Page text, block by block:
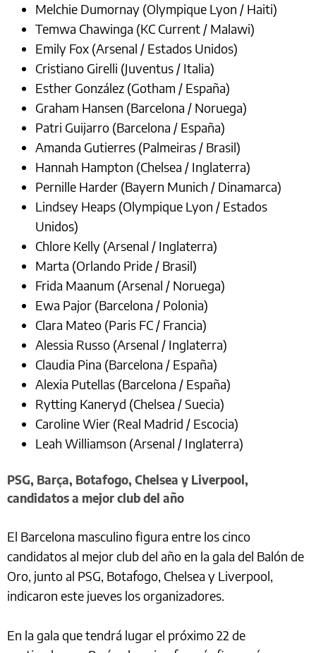
Melchie Dumornay (Olympique Lyon / Haiti)
Temwa Chawinga (KC Current / Malawi)
Emily Fox (Arsenal / Estados Unidos)
Cristiano Girelli (Juventus / Italia)
Esther González (Gotham / España)
Graham Hansen (Barcelona / Noruega)
Patri Guijarro (Barcelona / España)
Amanda Gutierres (Palmeiras / Brasil)
Hannah Hampton (Chelsea / Inglaterra)
Pernille Harder (Bayern Munich / Dinamarca)
Lindsey Heaps (Olympique Lyon / Estados
Unidos)
Chlore Kelly (Arsenal / Inglaterra)
Marta (Orlando Pride / Brasil)
Frida Maanum (Arsenal / Noruega)
Ewa Pajor (Barcelona / Polonia)
Clara Mateo (Paris FC / Francia)
Alessia Russo (Arsenal / Inglaterra)
Claudia Pina (Barcelona / España)
Alexia Putellas (Barcelona / España)
Rytting Kaneryd (Chelsea / Suecia)
Caroline Wier (Real Madrid / Escocia)
Leah Williamson (Arsenal / Inglaterra)
PSG, Barça, Botafogo, Chelsea y Liverpool,
candidatos a mejor club del año
El Barcelona masculino figura entre los cinco
candidatos al mejor club del año en la gala del Balón de
Oro, junto al PSG, Botafogo, Chelsea y Liverpool,
indicaron este jueves los organizadores.
En la gala que tendrá lugar el próximo 22 de